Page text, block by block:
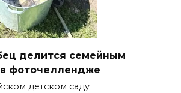
делится семейным
в фоточеллендже
детском саду